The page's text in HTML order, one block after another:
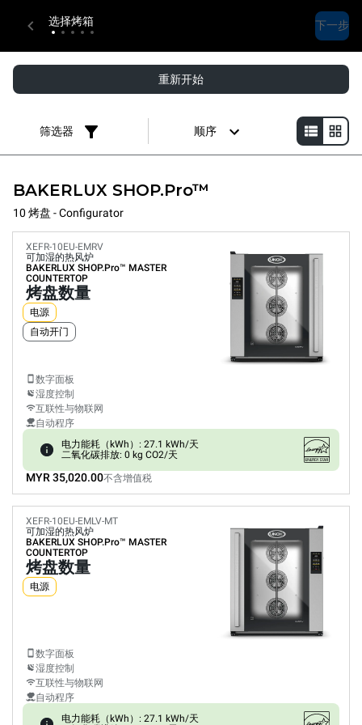
选择烤箱 下一步
重新开始
筛选器 顺序
BAKERLUX SHOP.Pro™
10 烤盘 - Configurator
XEFR-10EU-EMRV
可加湿的热风炉
BAKERLUX SHOP.Pro™ MASTER
COUNTERTOP
烤盘数量
电源
自动开门
数字面板
湿度控制
互联性与物联网
自动程序
电力能耗（kWh）: 27.1 kWh/天
二氧化碳排放: 0 kg CO2/天
MYR 35,020.00不含增值税
XEFR-10EU-EMLV-MT
可加湿的热风炉
BAKERLUX SHOP.Pro™ MASTER
COUNTERTOP
烤盘数量
电源
数字面板
湿度控制
互联性与物联网
自动程序
电力能耗（kWh）: 27.1 kWh/天